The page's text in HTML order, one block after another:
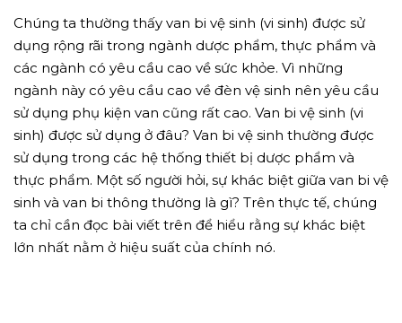
Chúng ta thường thấy van bi vệ sinh (vi sinh) được sử
dụng rộng rãi trong ngành dược phẩm, thực phẩm và
các ngành có yêu cầu cao về sức khỏe. Vì những
ngành này có yêu cầu cao về đèn vệ sinh nên yêu cầu
sử dụng phụ kiện van cũng rất cao. Van bi vệ sinh (vi
sinh) được sử dụng ở đâu? Van bi vệ sinh thường được
sử dụng trong các hệ thống thiết bị dược phẩm và
thực phẩm. Một số người hỏi, sự khác biệt giữa van bi vệ
sinh và van bi thông thường là gì? Trên thực tế, chúng
ta chỉ cần đọc bài viết trên để hiểu rằng sự khác biệt
lớn nhất nằm ở hiệu suất của chính nó.